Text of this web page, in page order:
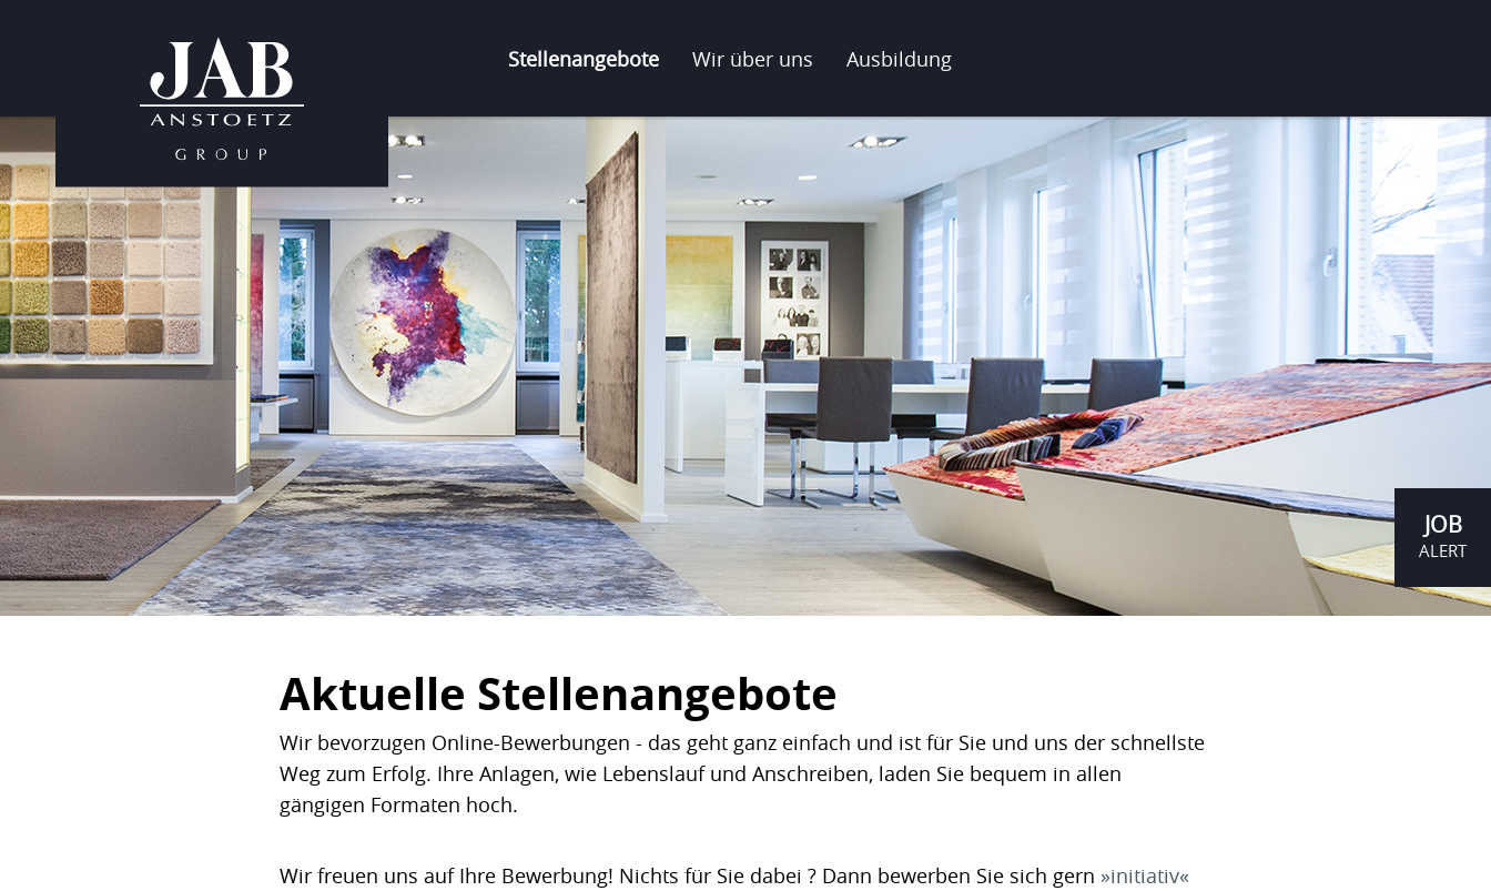
Stellenangebote Wir über uns Ausbildung
Aktuelle Stellenangebote
Wir bevorzugen Online-Bewerbungen - das geht ganz einfach und ist für Sie und uns der schnellste
Weg zum Erfolg. Ihre Anlagen, wie Lebenslauf und Anschreiben, laden Sie bequem in allen
gängigen Formaten hoch.
Wir freuen uns auf Ihre Bewerbung! Nichts für Sie dabei ? Dann bewerben Sie sich gern initiativ
JOB
ALERT